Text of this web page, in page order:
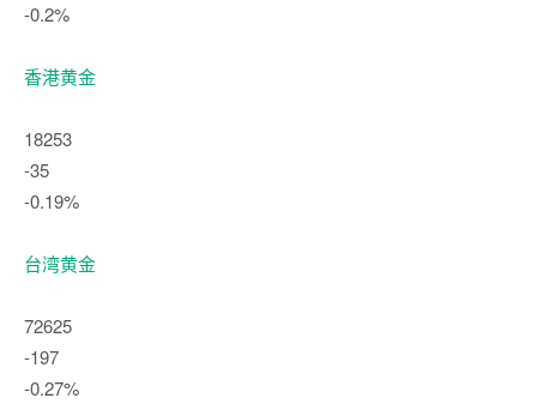
-0.2%
香港黄金
18253
-35
-0.19%
台湾黄金
72625
-197
-0.27%